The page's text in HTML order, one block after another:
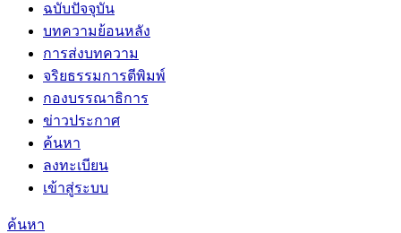
ฉบับปัจจุบัน
บทความย้อนหลัง
การส่งบทความ
จริยธรรมการตีพิมพ์
กองบรรณาธิการ
ข่าวประกาศ
ค้นหา
ลงทะเบียน
เข้าสู่ระบบ
ค้นหา